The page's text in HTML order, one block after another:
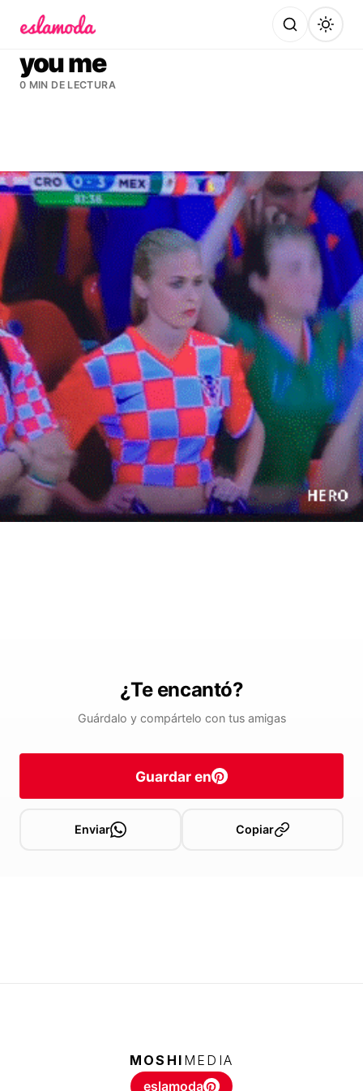
you me
0 MIN DE LECTURA
¿Te encantó?
Guárdalo y compártelo con tus amigas
Guardar en
Enviar Copiar
MOSHI MEDIA
eslamoda